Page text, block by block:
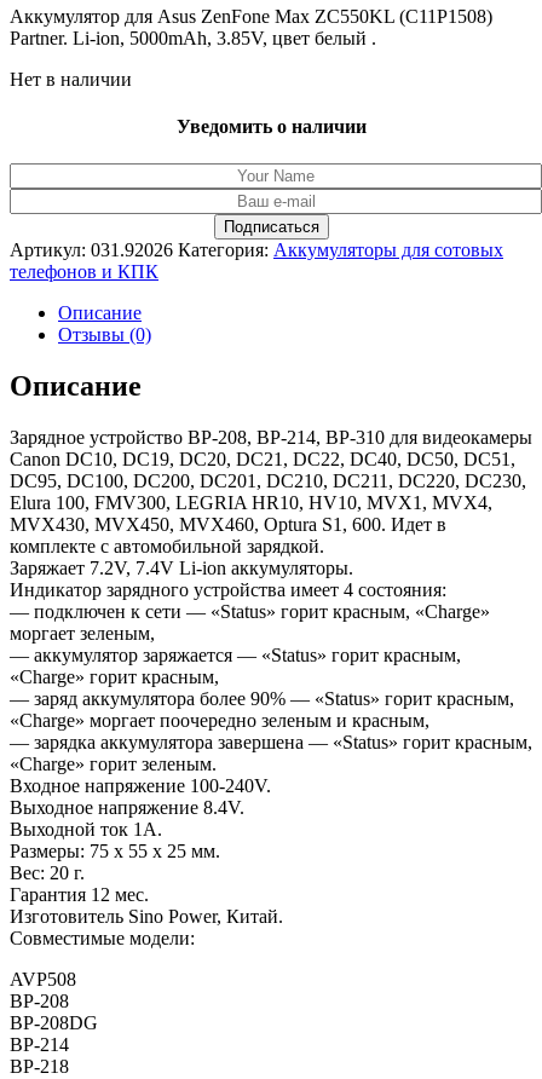
составляла
1,199.00₽.
1,090.00₽.
Аккумулятор для Asus ZenFone Max ZC550KL (C11P1508)
Partner. Li-ion, 5000mAh, 3.85V, цвет белый .
Нет в наличии
Уведомить о наличии
Артикул: 031.92026 Категория: Аккумуляторы для сотовых
телефонов и КПК
Описание
Отзывы (0)
Описание
Зарядное устройство BP-208, BP-214, BP-310 для видеокамеры
Canon DC10, DC19, DC20, DC21, DC22, DC40, DC50, DC51,
DC95, DC100, DC200, DC201, DC210, DC211, DC220, DC230,
Elura 100, FMV300, LEGRIA HR10, HV10, MVX1, MVX4,
MVX430, MVX450, MVX460, Optura S1, 600. Идет в
комплекте с автомобильной зарядкой.
Заряжает 7.2V, 7.4V Li-ion аккумуляторы.
Индикатор зарядного устройства имеет 4 состояния:
— подключен к сети — «Status» горит красным, «Charge»
моргает зеленым,
— аккумулятор заряжается — «Status» горит красным,
«Charge» горит красным,
— заряд аккумулятора более 90% — «Status» горит красным,
«Charge» моргает поочередно зеленым и красным,
— зарядка аккумулятора завершена — «Status» горит красным,
«Charge» горит зеленым.
Входное напряжение 100-240V.
Выходное напряжение 8.4V.
Выходной ток 1А.
Размеры: 75 x 55 x 25 мм.
Вес: 20 г.
Гарантия 12 мес.
Изготовитель Sino Power, Китай.
Совместимые модели:
AVP508
BP-208
BP-208DG
BP-214
BP-218